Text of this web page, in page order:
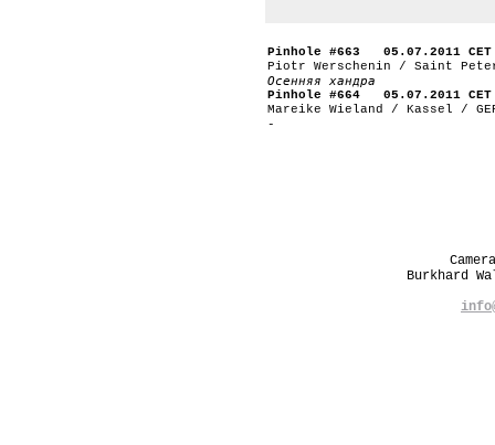
Pinhole #663 05.07.2011 CET
Piotr Werschenin / Saint
Осенняя хандра
Pinhole #664 05.07.2011 CET
Mareike Wieland / Kassel /
-
Burkhard